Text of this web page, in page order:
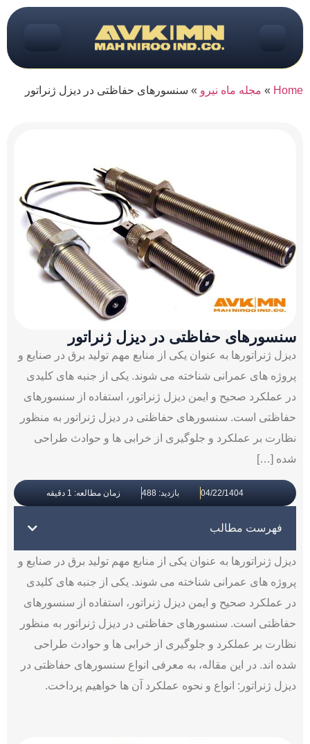
Home
» مجله ماه نیرو » سنسورهای حفاظتی در دیزل ژنراتور
سنسورهای حفاظتی در دیزل ژنراتور
دیزل ژنراتورها به عنوان یکی از منابع مهم تولید برق در صنایع و
پروژه ‌های عمرانی شناخته می ‌شوند. یکی از جنبه ‌های کلیدی
در عملکرد صحیح و ایمن دیزل ژنراتور، استفاده از سنسورهای
حفاظتی است. سنسورهای حفاظتی در دیزل ژنراتور به منظور
نظارت بر عملکرد و جلوگیری از خرابی‌ ها و حوادث طراحی
شده […]
04/22/1404 بازدید: 488 زمان مطالعه: 1 دقیقه
فهرست مطالب
دیزل ژنراتورها به عنوان یکی از منابع مهم تولید برق در صنایع و
پروژه ‌های عمرانی شناخته می ‌شوند. یکی از جنبه ‌های کلیدی
در عملکرد صحیح و ایمن دیزل ژنراتور، استفاده از سنسورهای
حفاظتی است. سنسورهای حفاظتی در دیزل ژنراتور به منظور
نظارت بر عملکرد و جلوگیری از خرابی‌ ها و حوادث طراحی
شده ‌اند. در این مقاله، به معرفی انواع سنسورهای حفاظتی در
دیزل ژنراتور: انواع و نحوه عملکرد آن‌ ها خواهیم پرداخت.